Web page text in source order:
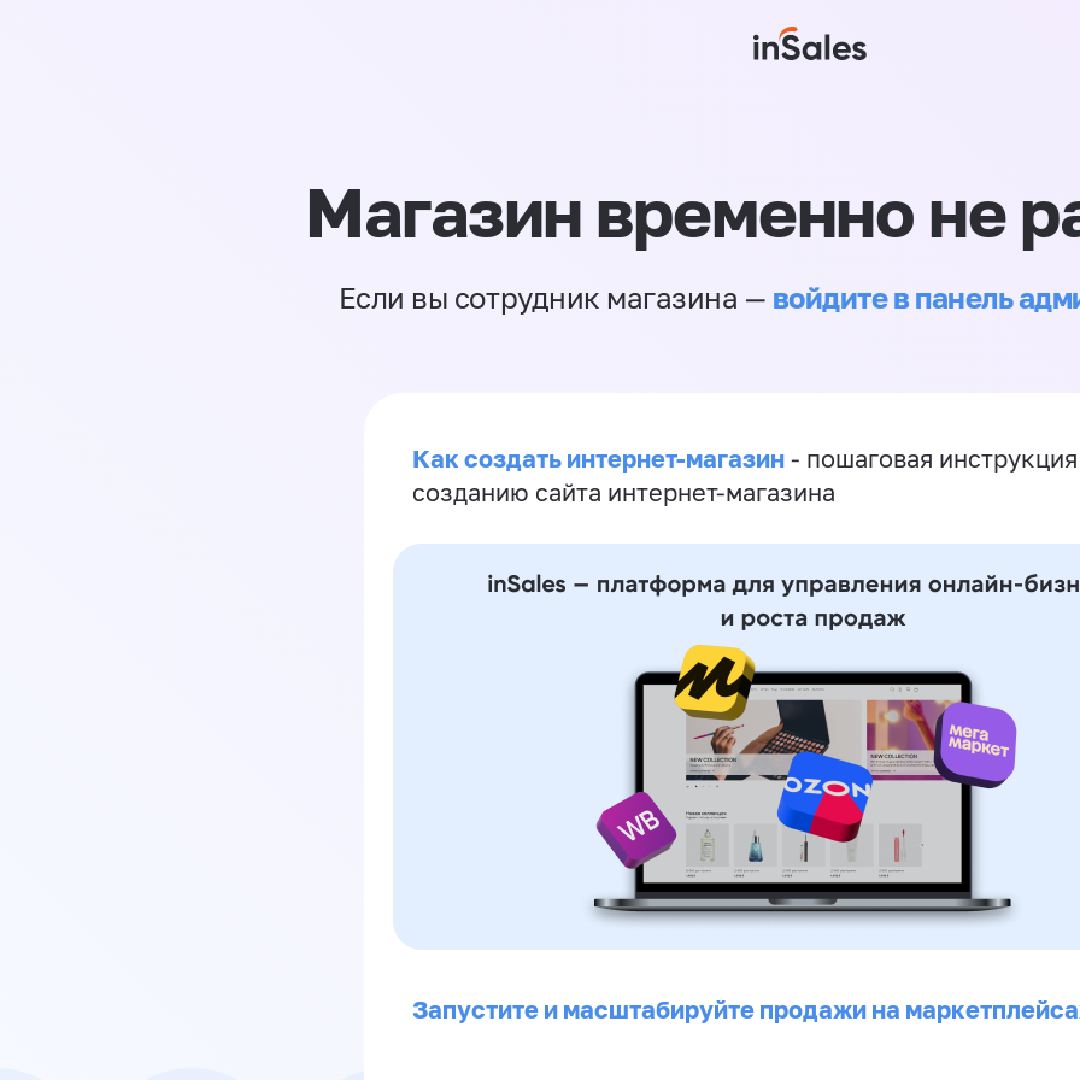
Магазин временно не
Если вы сотрудник магазина — войдите в панель
Как создать интернет-магазин - пошаговая
созданию сайта интернет-магазина
Запустите и масштабируйте продажи на